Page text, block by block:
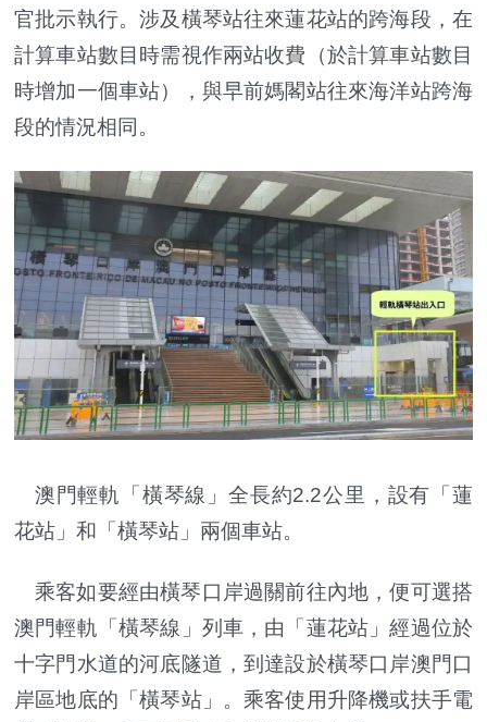
官批示執行。涉及橫琴站往來蓮花站的跨海段，在
計算車站數目時需視作兩站收費（於計算車站數目
時增加一個車站），與早前媽閣站往來海洋站跨海
段的情況相同。
澳門輕軌「橫琴線」全長約2.2公里，設有「蓮
花站」和「橫琴站」兩個車站。
乘客如要經由橫琴口岸過關前往內地，便可選搭
澳門輕軌「橫琴線」列車，由「蓮花站」經過位於
十字門水道的河底隧道，到達設於橫琴口岸澳門口
岸區地底的「橫琴站」。乘客使用升降機或扶手電